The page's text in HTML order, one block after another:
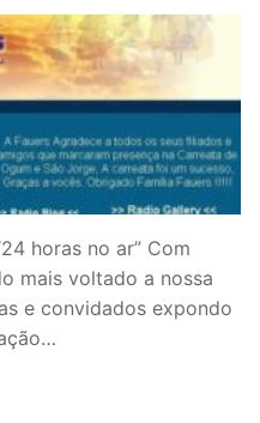
horas no ar” Com
mais voltado a nossa
e convidados expondo